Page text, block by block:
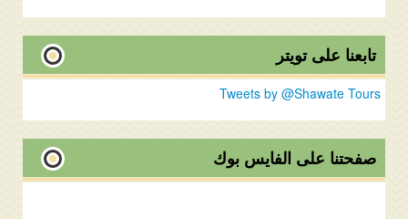
تابعنا على تويتر
Tweets by @Shawate Tours
صفحتنا على الفايس بوك